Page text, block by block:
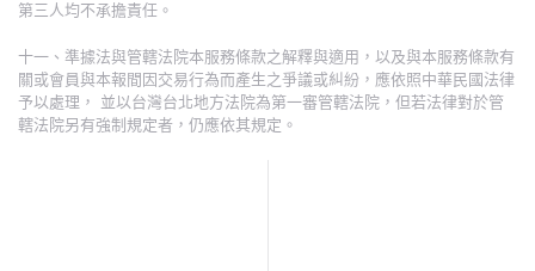
第三人均不承擔責任。
十一、準據法與管轄法院本服務條款之解釋與適用，以及與本服務條款有
關或會員與本報間因交易行為而產生之爭議或糾紛，應依照中華民國法律
予以處理， 並以台灣台北地方法院為第一審管轄法院，但若法律對於管
轄法院另有強制規定者，仍應依其規定。